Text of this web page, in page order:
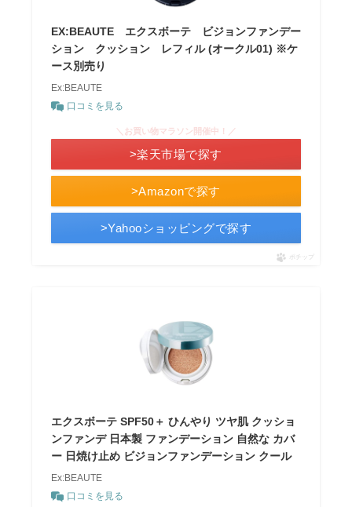
EX:BEAUTE エクスボーテ ビジョンファンデー
ション クッション レフィル (オークル01) ※ケ
ース別売り
Ex:BEAUTE
口コミを見る
>Amazonで探す
＼お買い物マラソン開催中！／
>楽天市場で探す
>Yahooショッピングで探す
ポチップ
エクスボーテ SPF50＋ ひんやり ツヤ肌 クッショ
ンファンデ 日本製 ファンデーション 自然な カバ
ー 日焼け止め ビジョンファンデーション クール
Ex:BEAUTE
口コミを見る